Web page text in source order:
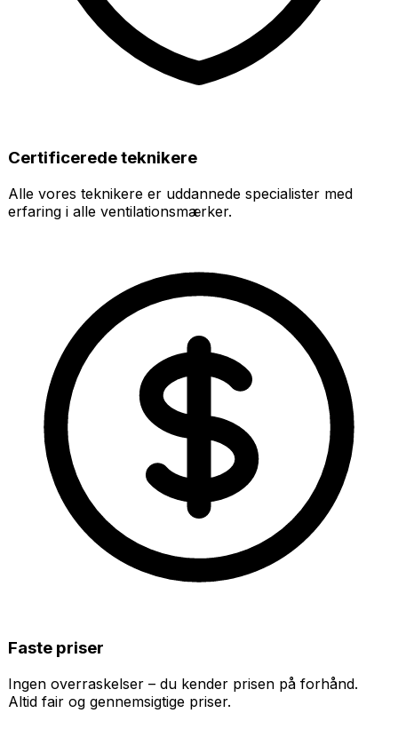
Certificerede teknikere
Alle vores teknikere er uddannede specialister med
erfaring i alle ventilationsmærker.
Faste priser
Ingen overraskelser – du kender prisen på forhånd.
Altid fair og gennemsigtige priser.